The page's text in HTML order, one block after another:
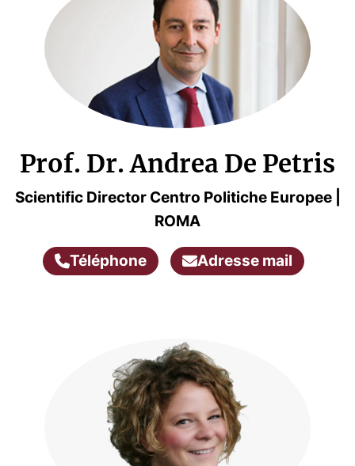
Prof. Dr. Andrea De Petris
Scientific Director Centro Politiche Europee |
ROMA
Téléphone Adresse mail